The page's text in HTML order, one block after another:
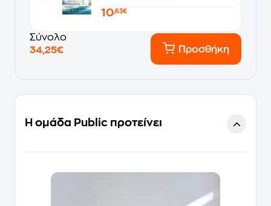
10,63€
Σύνολο
34,25€
Προσθήκη
Η ομάδα Public προτείνει